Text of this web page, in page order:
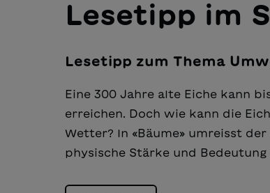
Lesetipp im
Lesetipp zum Thema
Eine 300 Jahre alte Eiche kann
erreichen. Doch wie kann die
Wetter? In «Bäume» umreisst
physische Stärke und Bedeutung